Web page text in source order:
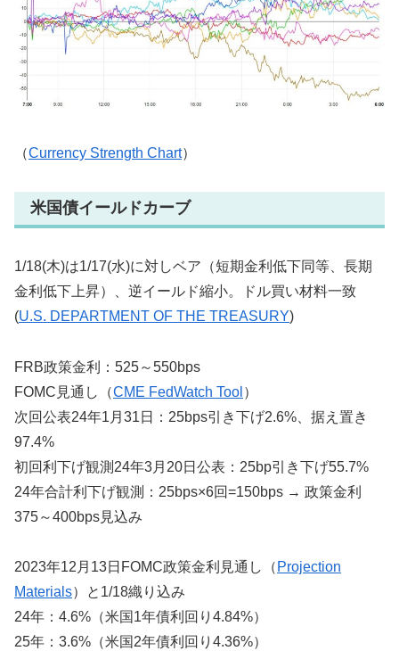
（Currency Strength Chart）
米国債イールドカーブ
1/18(木)は1/17(水)に対しベア（短期金利低下同等、長期
金利低下上昇）、逆イールド縮小。ドル買い材料一致
(U.S. DEPARTMENT OF THE TREASURY)
FRB政策金利：525～550bps
FOMC見通し（CME FedWatch Tool ）
次回公表24年1月31日：25bps引き下げ2.6%、据え置き
97.4%
初回利下げ観測24年3月20日公表：25bp引き下げ55.7%
24年合計利下げ観測：25bps×6回=150bps → 政策金利
375～400bps見込み
2023年12月13日FOMC政策金利見通し（ Projection
Materials）と1/18織り込み
24年：4.6%（米国1年債利回り4.84%）
25年：3.6%（米国2年債利回り4.36%）